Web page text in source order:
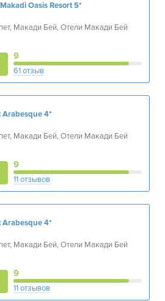
Oasis Resort5*
Макади Бей, Отели Макади Бей
9
61 отзыв
Arabesque4*
Макади Бей, Отели Макади Бей
9
11 отзывов
Arabesque4*
Макади Бей, Отели Макади Бей
9
11 отзывов